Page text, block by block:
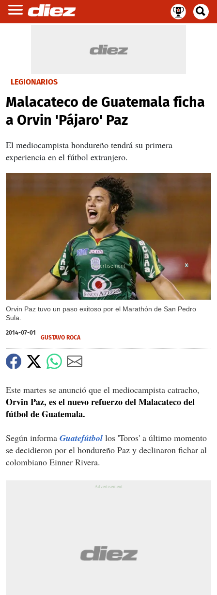
LEGIONARIOS
Malacateco de Guatemala ficha
a Orvin 'Pájaro' Paz
El mediocampista hondureño tendrá su primera
experiencia en el fútbol extranjero.
Orvin Paz tuvo un paso exitoso por el Marathón de San Pedro
Sula.
X
2014-07-01
GUSTAVO ROCA
Este martes se anunció que el mediocampista catracho,
Orvin Paz, es el nuevo refuerzo del Malacateco del
fútbol de Guatemala.
Según informa Guatefútbol los 'Toros' a último momento
se decidieron por el hondureño Paz y declinaron fichar al
colombiano Einner Rivera.